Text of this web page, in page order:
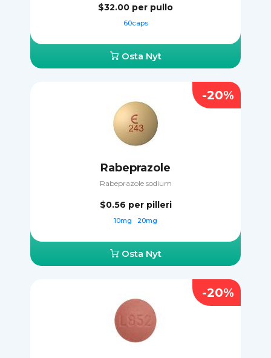
$32.00 per pullo
60caps
Osta Nyt
Rabeprazole
Rabeprazole sodium
$0.56 per pilleri
10mg 20mg
Osta Nyt
-20%
-20%